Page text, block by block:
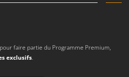
faire partie du Programme Premium,
exclusifs.